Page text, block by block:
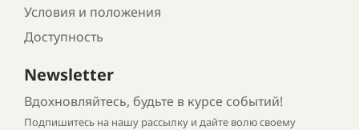
Условия и положения
Доступность
Newsletter
Вдохновляйтесь, будьте в курсе событий!
Подпишитесь на нашу рассылку и дайте волю своему